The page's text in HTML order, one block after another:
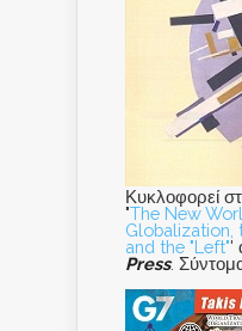
Κυκλοφορεί
"The New
Globalization,
and the "Left"'
Press.